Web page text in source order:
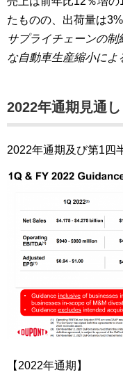
たものの、出荷量は
サプライチェーンの
な自動車生産縮小によ
2022年通期見通し
2022年通期及び第1四
【2022年通期】